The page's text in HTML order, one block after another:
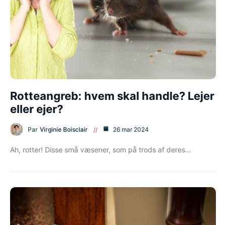
Rotteangreb: hvem skal handle? Lejer
eller ejer?
Par Virginie Boisclair 26 mar 2024
Ah, rotter! Disse små væsener, som på trods af deres…